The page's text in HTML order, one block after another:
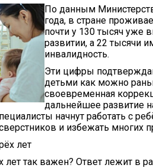
акимате
город
По данным
года, в стране
почти у 130 тысяч уже
развитии, а 22 тысячи
инвалидность.
Эти цифры
детьми как можно
своевременная
дальнейшее развитие
начнут работать с
и избежать многих
лет
лет так важен? Ответ лежит в